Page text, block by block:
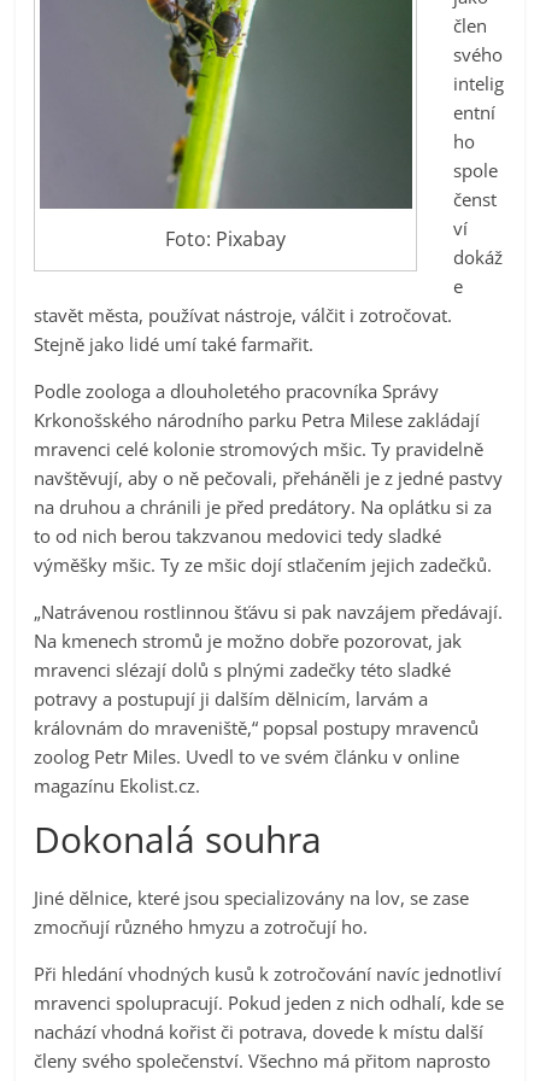
Foto: Pixabay
člen
svého
intelig
entní
ho
spole
čenst
ví
dokáž
e
stavět města, používat nástroje, válčit i zotročovat.
Stejně jako lidé umí také farmařit.
Podle zoologa a dlouholetého pracovníka Správy
Krkonošského národního parku Petra Milese zakládají
mravenci celé kolonie stromových mšic. Ty pravidelně
navštěvují, aby o ně pečovali, přeháněli je z jedné pastvy
na druhou a chránili je před predátory. Na oplátku si za
to od nich berou takzvanou medovici tedy sladké
výměšky mšic. Ty ze mšic dojí stlačením jejich zadečků.
„Natrávenou rostlinnou šťávu si pak navzájem předávají.
Na kmenech stromů je možno dobře pozorovat, jak
mravenci slézají dolů s plnými zadečky této sladké
potravy a postupují ji dalším dělnicím, larvám a
královnám do mraveniště,“ popsal postupy mravenců
zoolog Petr Miles. Uvedl to ve svém článku v online
magazínu Ekolist.cz.
Dokonalá souhra
Jiné dělnice, které jsou specializovány na lov, se zase
zmocňují různého hmyzu a zotročují ho.
Při hledání vhodných kusů k zotročování navíc jednotliví
mravenci spolupracují. Pokud jeden z nich odhalí, kde se
nachází vhodná kořist či potrava, dovede k místu další
členy svého společenství. Všechno má přitom naprosto